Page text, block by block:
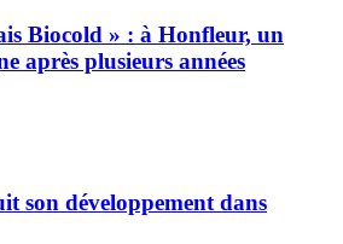
Biocold » : à Honfleur, un
après plusieurs années
son développement dans